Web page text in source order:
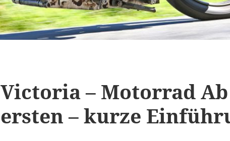
Victoria – Motorrad Ab
ersten – kurze